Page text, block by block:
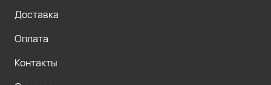
Доставка
Оплата
Контакты